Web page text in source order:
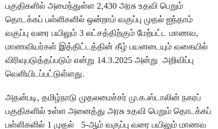
பகுதிகளில் அமைந்துள்ள 2,430 அரசு உதவி பெறும்
தொடக்கப் பள்ளிகளில் ஒன்றாம் வகுப்பு முதல் ஐந்தாம்
வகுப்பு வரை பயிலும் 3 லட்சத்திற்கும் மேற்பட்ட மாணவ,
மாணவியர்கள் இத்திட்டத்தின் கீழ் பயனடையும் வகையில்
விரிவுபடுத்தப்படும் என்று 14.3.2025 அன்று அறிவிப்பு
வெளியிடப்பட்டுள்ளது.
அதன்படி, தமிழ்நாடு முதலமைச்சர் மு.க.ஸ்டாலின் நகரப்
பகுதிகளில் உள்ள அனைத்து அரசு உதவி பெறும் தொடக்கப்
பள்ளிகளில் 1 முதல் 5-ஆம் வகுப்பு வரை பயிலும் மாணவ